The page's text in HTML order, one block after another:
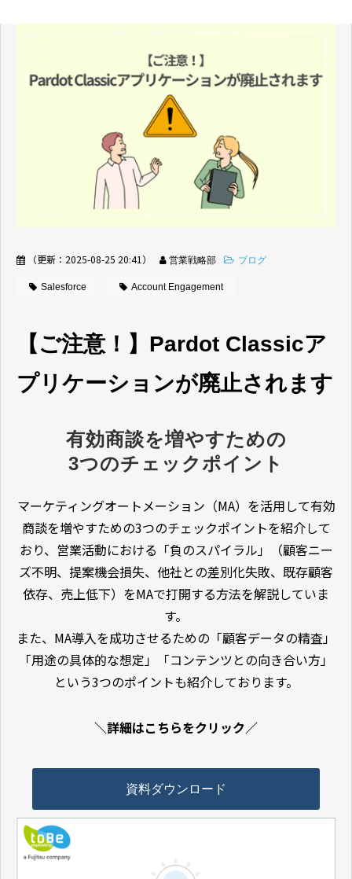
（更新： 2025-08-25 20:41 ） 営業戦略部 ブログ
Salesforce Account Engagement
【ご注意！】Pardot Classicア
プリケーションが廃止されます
有効商談を増やすための
3つのチェックポイント
マーケティングオートメーション（MA）を活用して有効
商談を増やすための3つのチェックポイントを紹介して
おり、営業活動における「負のスパイラル」（顧客ニー
ズ不明、提案機会損失、他社との差別化失敗、既存顧客
依存、売上低下）をMAで打開する方法を解説していま
す。
また、MA導入を成功させるための「顧客データの精査」
「用途の具体的な想定」「コンテンツとの向き合い方」
という3つのポイントも紹介しております。
＼詳細はこちらをクリック／
資料ダウンロード